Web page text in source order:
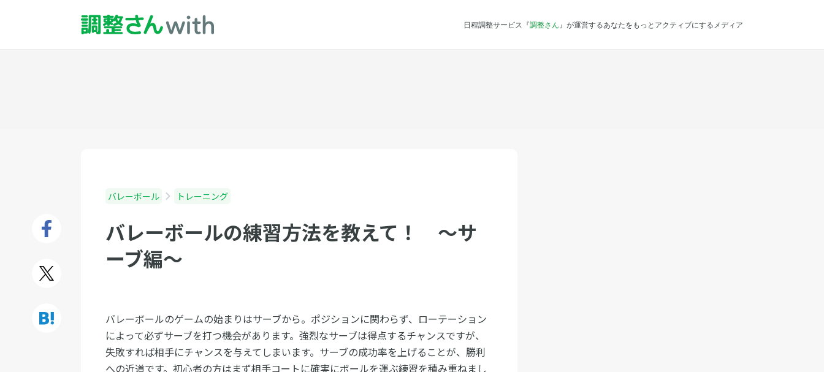
日程調整サービス『調整さん 』が運営するあなたをもっとアクティブにするメディア
バレーボール トレーニング
バレーボールの練習方法を教えて！ 〜サ
ーブ編〜
バレーボールのゲームの始まりはサーブから。ポジションに関わらず、ローテーション
によって必ずサーブを打つ機会があります。強烈なサーブは得点するチャンスですが、
失敗すれば相手にチャンスを与えてしまいます。サーブの成功率を上げることが、勝利
への近道です。初心者の方はまず相手コートに確実にボールを運ぶ練習を積み重ねまし